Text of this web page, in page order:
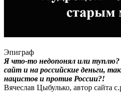
Эпиграф
Я что-то недопонял или
сайт и на российские деньги,
нацистов и против России?!
Вячеслав Цыбулько, автор сайта